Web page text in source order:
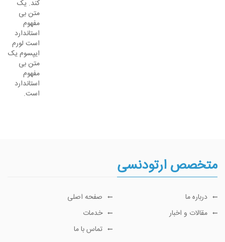
کند. یک
متن بی
مفهوم
استاندارد
است لورم
ایپسوم یک
متن بی
مفهوم
استاندارد
است.
متخصص ارتودنسی
صفحه اصلی
درباره ما
خدمات
مقالات و اخبار
تماس با ما